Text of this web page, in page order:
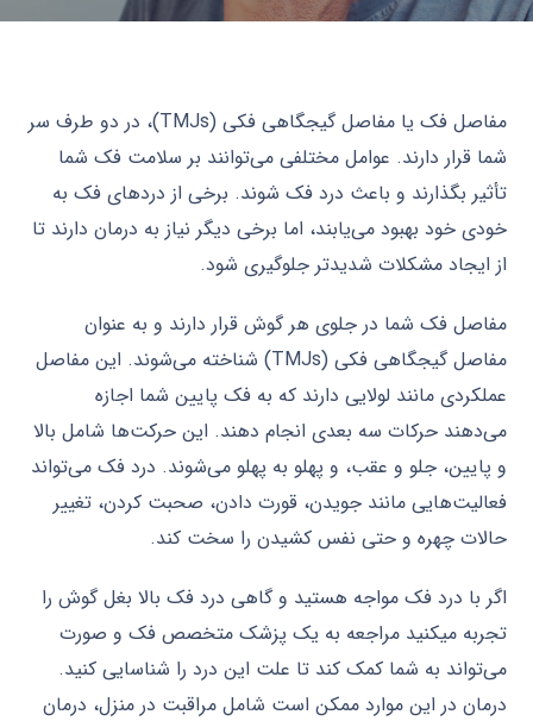
مفاصل فک یا مفاصل گیجگاهی فکی (TMJs)، در دو طرف سر
شما قرار دارند. عوامل مختلفی می‌توانند بر سلامت فک شما
تأثیر بگذارند و باعث درد فک شوند. برخی از دردهای فک به
خودی خود بهبود می‌یابند، اما برخی دیگر نیاز به درمان دارند تا
از ایجاد مشکلات شدیدتر جلوگیری شود.
مفاصل فک شما در جلوی هر گوش قرار دارند و به عنوان
مفاصل گیجگاهی فکی (TMJs) شناخته می‌شوند. این مفاصل
عملکردی مانند لولایی دارند که به فک پایین شما اجازه
می‌دهند حرکات سه بعدی انجام دهند. این حرکت‌ها شامل بالا
و پایین، جلو و عقب، و پهلو به پهلو می‌شوند. درد فک می‌تواند
فعالیت‌هایی مانند جویدن، قورت دادن، صحبت کردن، تغییر
حالات چهره و حتی نفس کشیدن را سخت کند.
اگر با درد فک مواجه هستید و گاهی درد فک بالا بغل گوش را
تجربه میکنید مراجعه به یک پزشک متخصص فک و صورت
می‌تواند به شما کمک کند تا علت این درد را شناسایی کنید.
درمان در این موارد ممکن است شامل مراقبت در منزل، درمان